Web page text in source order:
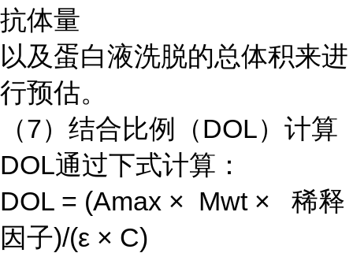
抗体量
以及蛋白液洗脱的总体积来进
行预估。
（7）结合比例（DOL）计算
DOL通过下式计算：
DOL = (Amax × Mwt × 稀释
因子)/(ε × C)